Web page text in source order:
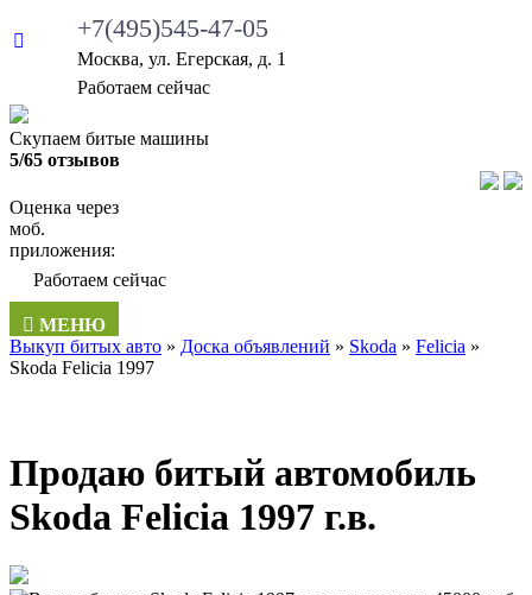
+7(495)545-47-05
Москва, ул. Егерская, д. 1
Работаем сейчас
Скупаем битые машины
5/65 отзывов
Оценка через
моб.
приложения:
Работаем сейчас
МЕНЮ
Выкуп битых авто » Доска объявлений » Skoda » Felicia »
Skoda Felicia 1997
Продаю битый автомобиль
Skoda Felicia 1997 г.в.